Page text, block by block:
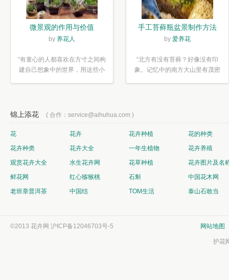
微景观的作用与价值
by 养花人
“有童心的人都喜欢在方寸之间构
建自己想象中的世界，用这些小
手工苔藓瓶盆景制作方法
by 爱养花
“北方有没有苔藓？好像没有印
象。记忆中的南方大山里有茂密
锦上添花 ( 合作：service@aihuhua.com )
花 花卉 花卉种植
花的种类
花卉种类
花卉大全 一年生植物
花卉养殖
观赏花卉大全
水生花卉网 花草种植
花卉图片及名
鲜花网
红心猕猴桃 石斛
中国花木网
老班章普洱茶
中国结 TOM生活 泰山石敢当
©2013 花卉网 沪ICP备12046703号-5 网站地图
护花